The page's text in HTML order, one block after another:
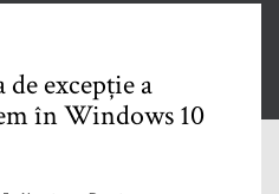
excepție a
în Windows 10